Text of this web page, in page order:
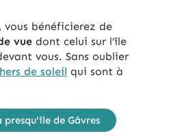
bénéficierez de
vue dont celui sur l’île
vous. Sans oublier
de soleil qui sont à
presqu'île de Gâvres